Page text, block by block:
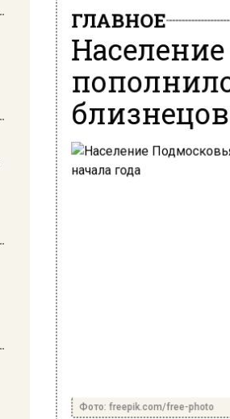
ГЛАВНОЕ
Фото: freepik.com/free-photo